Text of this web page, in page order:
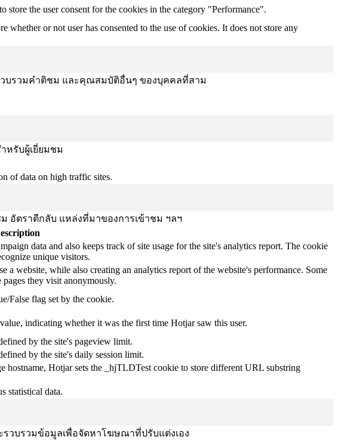
the user consent for the cookies in the category "Performance".
or not user has consented to the use of cookies. It does not store any
วบรวมคำติชม และคุณสมบัติอื่นๆ ของบุคคลที่สาม
หรับผู้เยี่ยมชม
of data on high traffic sites.
อัตราตีกลับ แหล่งที่มาของการเข้าชม ฯลฯ
data and also keeps track of site usage for the site's analytics report. The cookie
unique visitors.
website, while also creating an analytics report of the website's performance. Some
they visit anonymously.
False flag set by the cookie.
indicating whether it was the first time Hotjar saw this user.
by the site's pageview limit.
by the site's daily session limit.
hostname, Hotjar sets the _hjTLDTest cookie to store different URL substring
statistical data.
วบรวมข้อมูลเพื่อจัดหาโฆษณาที่ปรับแต่งเอง